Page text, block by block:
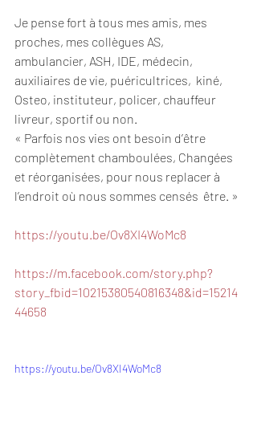
Je pense fort à tous mes amis, mes
proches, mes collègues AS,
ambulancier, ASH, IDE, médecin,
auxiliaires de vie, puéricultrices,  kiné,
Osteo, instituteur, policer, chauffeur
livreur, sportif ou non.
« Parfois nos vies ont besoin d’être
complètement chamboulées, Changées
et réorganisées, pour nous replacer à
l’endroit où nous sommes censés  être. »
https://youtu.be/Ov8XI4WoMc8
https://m.facebook.com/story.php?
story_fbid=10215380540816348&id=15214
44658
https://youtu.be/Ov8XI4WoMc8